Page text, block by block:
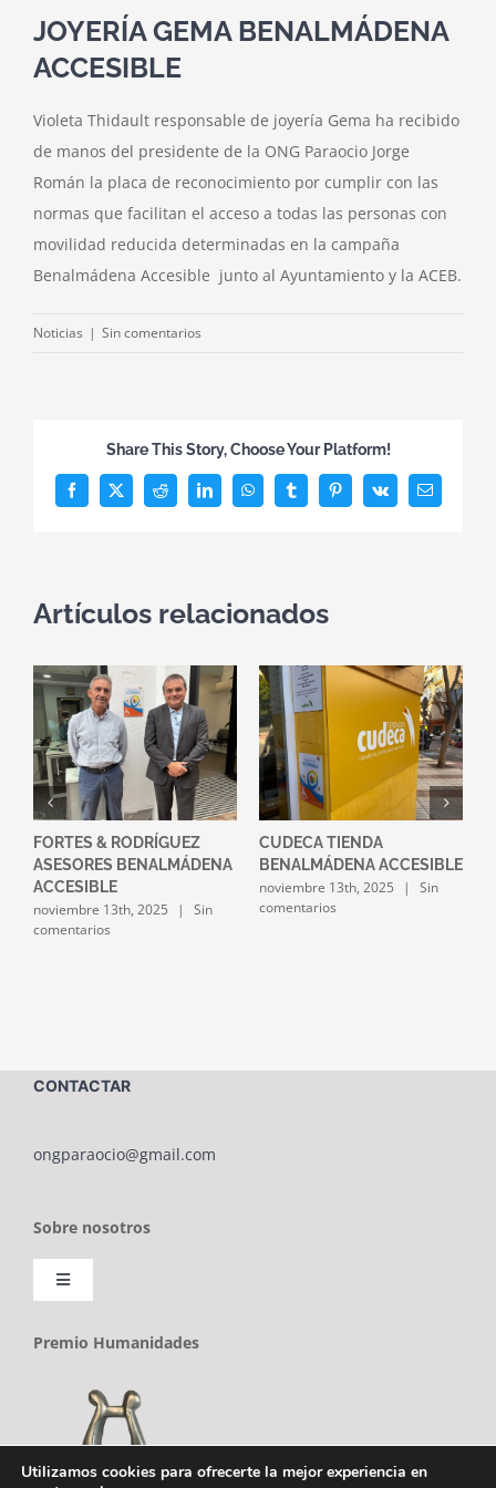
JOYERÍA GEMA BENALMÁDENA
ACCESIBLE
Violeta Thidault responsable de joyería Gema ha recibido
de manos del presidente de la ONG Paraocio Jorge
Román la placa de reconocimiento por cumplir con las
normas que facilitan el acceso a todas las personas con
movilidad reducida determinadas en la campaña
Benalmádena Accesible junto al Ayuntamiento y la ACEB.
Noticias | Sin comentarios
Share This Story, Choose Your Platform!
Facebook
X Reddit LinkedInWhatsAppTumblrPinterest
Vk
Correo
electrónico
Artículos relacionados
FORTES & RODRÍGUEZ
ASESORES BENALMÁDENA
ACCESIBLE
noviembre 13th, 2025 |
Sin
comentarios
CUDECA TIENDA
BENALMÁDENA ACCESIBLE
noviembre 13th, 2025 |
Sin
comentarios
CONTACTAR
ongparaocio@gmail.com
Sobre nosotros
Toggle
Navigation
Sobre ONG PARAOCIO
Política de cookies
Política de privacidad
Premio Humanidades
Utilizamos cookies para ofrecerte la mejor experiencia en